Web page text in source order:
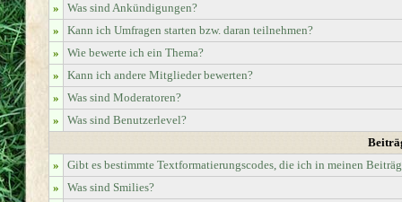
»
Was sind Ankündigungen?
»
Kann ich Umfragen starten bzw. daran teilnehmen?
»
Wie bewerte ich ein Thema?
»
Kann ich andere Mitglieder bewerten?
»
Was sind Moderatoren?
»
Was sind Benutzerlevel?
»
Gibt es bestimmte Textformatierungscodes, die ich in meinen
»
Was sind Smilies?